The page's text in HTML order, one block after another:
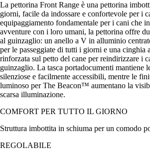
La pettorina Front Range è una pettorina
giorni, facile da indossare e confortevole per i
equipaggiamento fondamentale per i cani che
avventure con i loro umani, la pettorina offre
al guinzaglio: un anello a V in alluminio
per le passeggiate di tutti i giorni e una cinghia
rinforzata sul petto del cane per reindirizzare i
guinzaglio. La tasca portadocumenti mantiene
silenziose e facilmente accessibili, mentre le
luminoso per The Beacon™ aumentano la
scarsa illuminazione.
COMFORT PER TUTTO IL GIORNO
Struttura imbottita in schiuma per un comodo
REGOLABILE